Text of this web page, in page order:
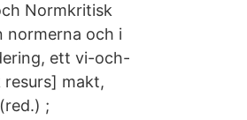
Normkritisk
normerna och i
ett vi-och-
makt,
;